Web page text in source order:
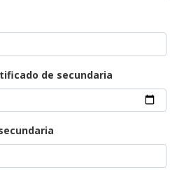
de secundaria